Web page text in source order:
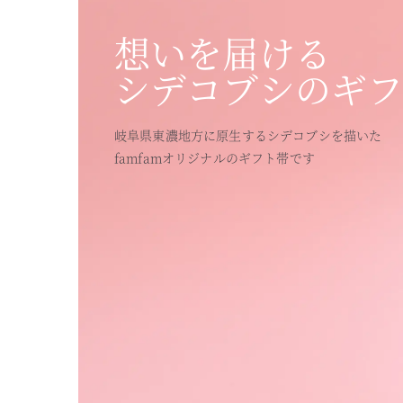
想いを届ける
シデコブシのギ
岐阜県東濃地方に原生するシデコブシを描いた
famfamオリジナルのギフト帯です